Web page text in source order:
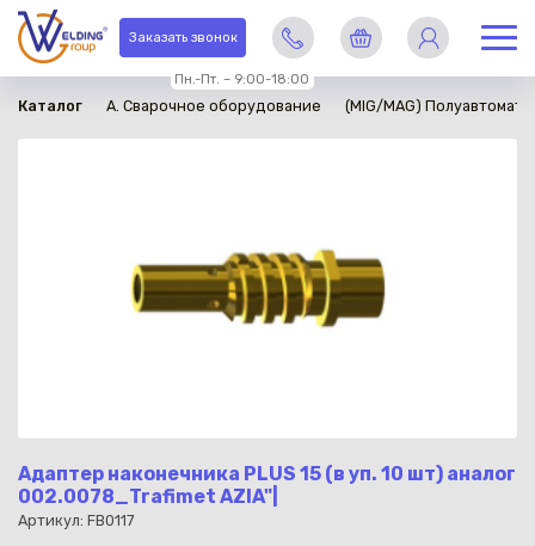
Заказать звонок
Пн.-Пт. – 9:00-18:00
Каталог A. Сварочное оборудование (MIG/MAG)
Адаптер наконечника PLUS 15 (в уп. 10 шт) аналог
002.0078_Trafimet AZIA"|
Артикул: FB0117
в наличии